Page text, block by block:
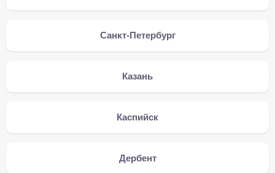
Санкт-Петербург
Казань
Каспийск
Дербент